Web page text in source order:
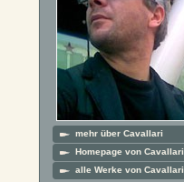
mehr über Cavallari
Homepage von Cavallari
alle Werke von Cavallari